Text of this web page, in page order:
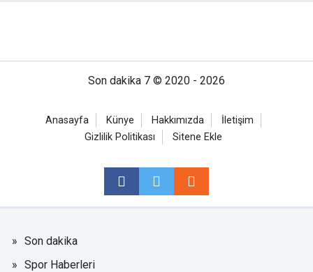
Son dakika 7 © 2020 - 2026
Anasayfa Künye Hakkımızda
İletişim
Gizlilik Politikası
Sitene Ekle
Son dakika
Spor Haberleri